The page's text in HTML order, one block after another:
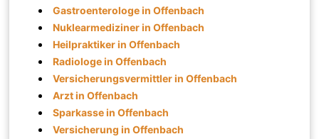
Gastroenterologe in Offenbach
Nuklearmediziner in Offenbach
Heilpraktiker in Offenbach
Radiologe in Offenbach
Versicherungsvermittler in Offenbach
Arzt in Offenbach
Sparkasse in Offenbach
Versicherung in Offenbach